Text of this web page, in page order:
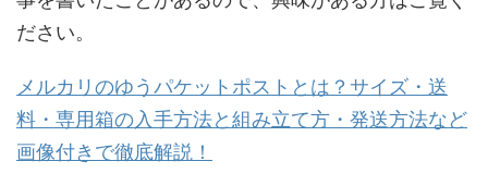
ださい。
メルカリのゆうパケットポストとは？サイズ・送
料・専用箱の入手方法と組み立て方・発送方法など
画像付きで徹底解説！